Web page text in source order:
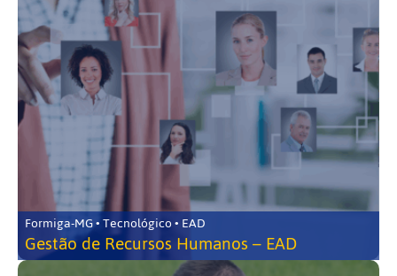
Formiga-MG • Tecnológico • EAD
Gestão de Recursos Humanos – EAD